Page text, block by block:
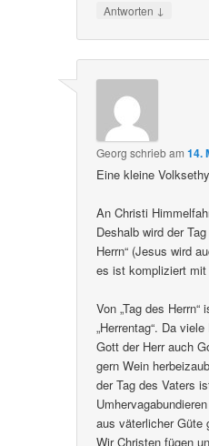
Antworten ↓
Georg schriebam14.
Eine kleine
An Christi
Deshalb wird der
Herrn“ (Jesus wird
es ist kompliziert
Von „Tag des
„Herrentag“. Da
Gott der Herr auch
gern Wein
der Tag des Vaters
aus väterlicher Güte
Wir Christen fügen